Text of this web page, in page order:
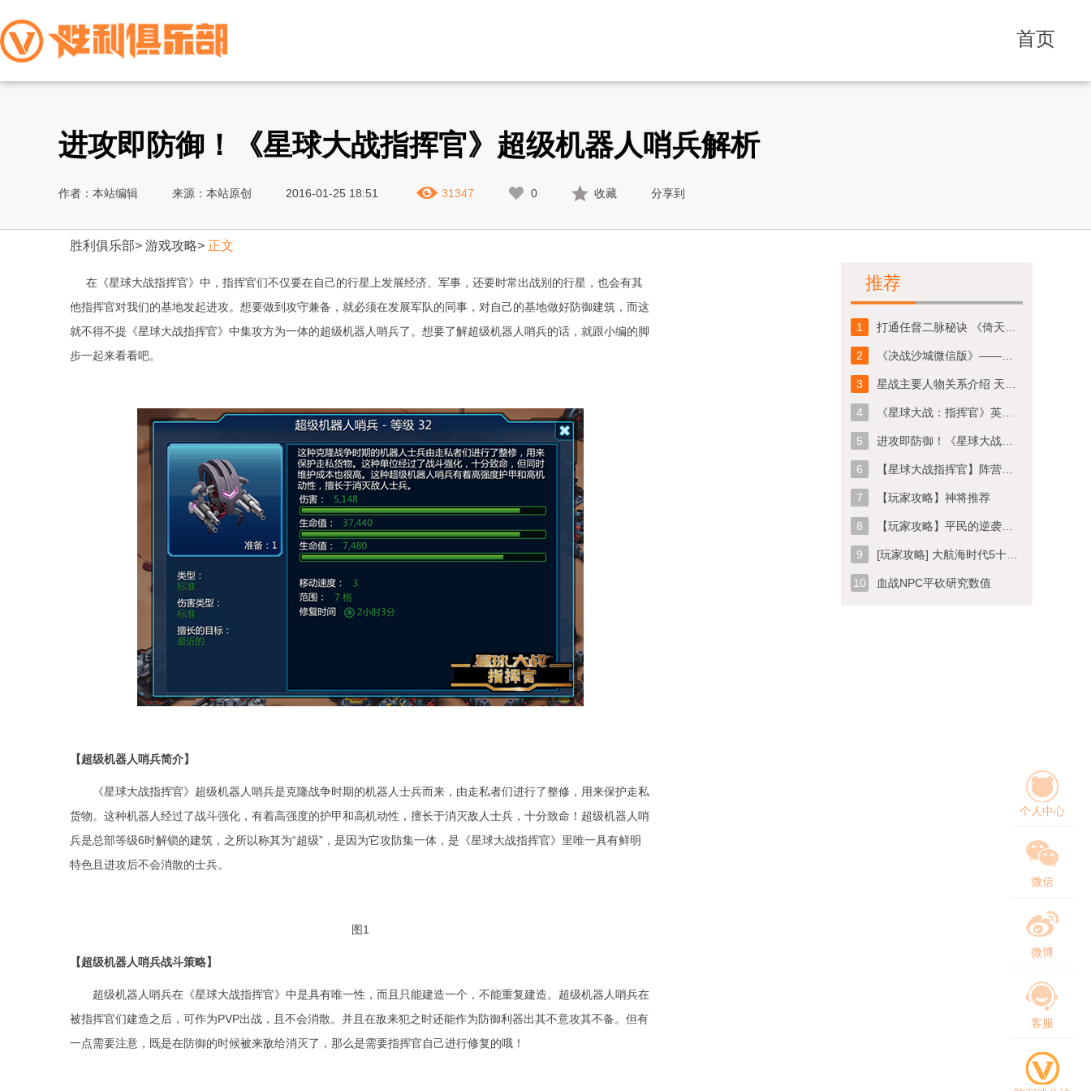
首页
进攻即防御！《星球大战指挥官》超级机器人哨兵解析
作者：本站编辑 来源：本站原创 2016-01-25 18:51 31347 0 收藏 分享到
胜利俱乐部> 游戏攻略> 正文
在《星球大战指挥官》中，指挥官们不仅要在自己的行星上发展经济、军事，还要时常出战别的行星，也会有其
他指挥官对我们的基地发起进攻。想要做到攻守兼备，就必须在发展军队的同事，对自己的基地做好防御建筑，而这
就不得不提《星球大战指挥官》中集攻方为一体的超级机器人哨兵了。想要了解超级机器人哨兵的话，就跟小编的脚
步一起来看看吧。
【超级机器人哨兵简介】
《星球大战指挥官》超级机器人哨兵是克隆战争时期的机器人士兵而来，由走私者们进行了整修，用来保护走私
货物。这种机器人经过了战斗强化，有着高强度的护甲和高机动性，擅长于消灭敌人士兵，十分致命！超级机器人哨
兵是总部等级6时解锁的建筑，之所以称其为“超级” ，是因为它攻防集一体，是《星球大战指挥官》里唯一具有鲜明
特色且进攻后不会消散的士兵。
图1
【超级机器人哨兵战斗策略】
超级机器人哨兵在《星球大战指挥官》中是具有唯一性，而且只能建造一个，不能重复建造。超级机器人哨兵在
被指挥官们建造之后，可作为PVP出战，且不会消散。并且在敌来犯之时还能作为防御利器出其不意攻其不备。但有
一点需要注意，既是在防御的时候被来敌给消灭了，那么是需要指挥官自己进行修复的哦！
推荐
1
2
3
4
5
6
7 【玩家攻略】神将推荐
8
9
10 血战NPC平砍研究数值
个人中心
微信
微博
客服